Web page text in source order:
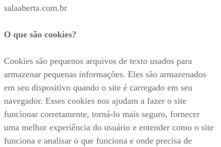
salaaberta.com.br
O que são cookies?
Cookies são pequenos arquivos de texto usados para
armazenar pequenas informações. Eles são armazenados
em seu dispositivo quando o site é carregado em seu
navegador. Esses cookies nos ajudam a fazer o site
funcionar corretamente, torná-lo mais seguro, fornecer
uma melhor experiência do usuário e entender como o site
funciona e analisar o que funciona e onde precisa de